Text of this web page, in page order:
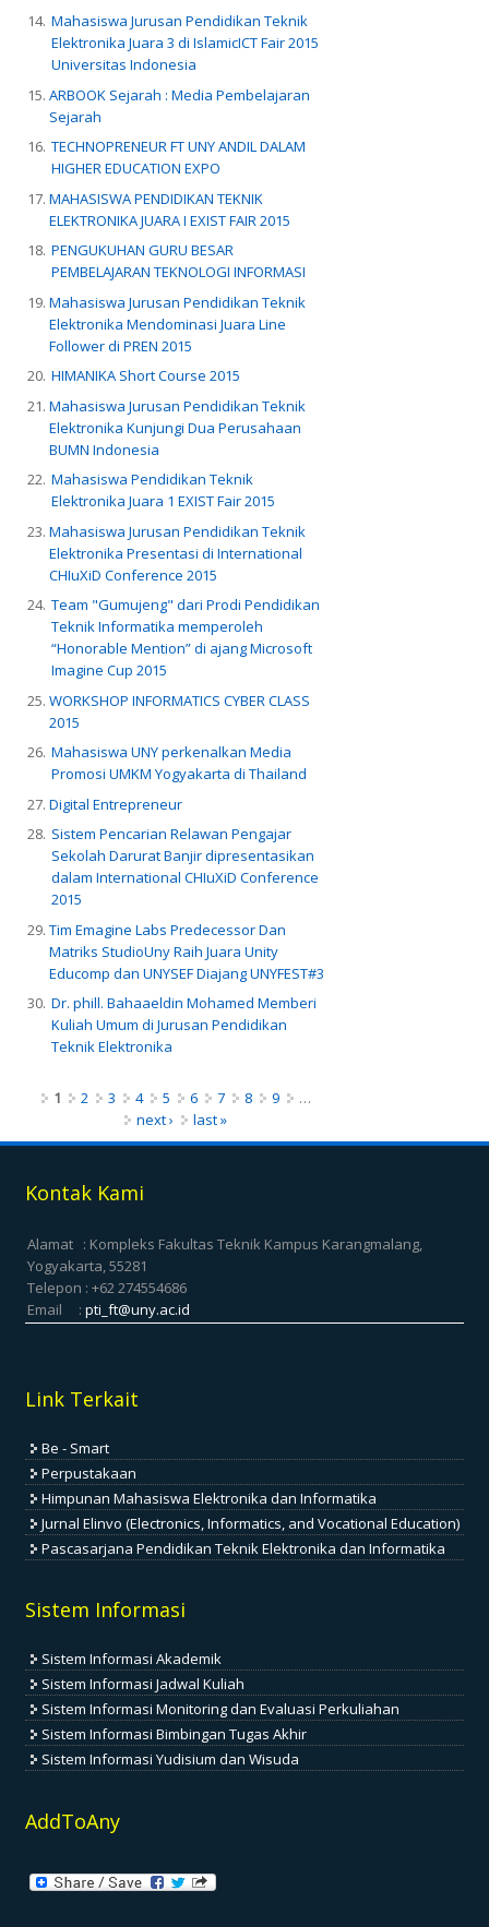
Mahasiswa Jurusan Pendidikan Teknik
Elektronika Juara 3 di IslamicICT Fair 2015
Universitas Indonesia
ARBOOK Sejarah : Media Pembelajaran
Sejarah
TECHNOPRENEUR FT UNY ANDIL DALAM
HIGHER EDUCATION EXPO
MAHASISWA PENDIDIKAN TEKNIK
ELEKTRONIKA JUARA I EXIST FAIR 2015
PENGUKUHAN GURU BESAR
PEMBELAJARAN TEKNOLOGI INFORMASI
Mahasiswa Jurusan Pendidikan Teknik
Elektronika Mendominasi Juara Line
Follower di PREN 2015
HIMANIKA Short Course 2015
Mahasiswa Jurusan Pendidikan Teknik
Elektronika Kunjungi Dua Perusahaan
BUMN Indonesia
Mahasiswa Pendidikan Teknik
Elektronika Juara 1 EXIST Fair 2015
Mahasiswa Jurusan Pendidikan Teknik
Elektronika Presentasi di International
CHIuXiD Conference 2015
Team "Gumujeng" dari Prodi Pendidikan
Teknik Informatika memperoleh
“Honorable Mention” di ajang Microsoft
Imagine Cup 2015
WORKSHOP INFORMATICS CYBER CLASS
2015
Mahasiswa UNY perkenalkan Media
Promosi UMKM Yogyakarta di Thailand
Digital Entrepreneur
Sistem Pencarian Relawan Pengajar
Sekolah Darurat Banjir dipresentasikan
dalam International CHIuXiD Conference
2015
Tim Emagine Labs Predecessor Dan
Matriks StudioUny Raih Juara Unity
Educomp dan UNYSEF Diajang UNYFEST#3
Dr. phill. Bahaaeldin Mohamed Memberi
Kuliah Umum di Jurusan Pendidikan
Teknik Elektronika
Pages
1 2 3 4 5 6 7 8 9
…
next ›
last »
Kontak Kami
Alamat : Kompleks Fakultas Teknik Kampus Karangmalang,
Yogyakarta, 55281
Telepon : +62 274554686
Email :pti_ft@uny.ac.id
Link Terkait
Be - Smart
Perpustakaan
Himpunan Mahasiswa Elektronika dan Informatika
Jurnal Elinvo (Electronics, Informatics, and Vocational Education)
Pascasarjana Pendidikan Teknik Elektronika dan Informatika
Sistem Informasi
Sistem Informasi Akademik
Sistem Informasi Jadwal Kuliah
Sistem Informasi Monitoring dan Evaluasi Perkuliahan
Sistem Informasi Bimbingan Tugas Akhir
Sistem Informasi Yudisium dan Wisuda
AddToAny